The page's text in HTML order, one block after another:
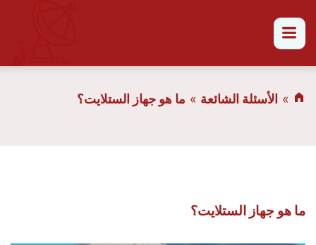
الأسئلة الشائعة ما هو جهاز الستلايت؟
ما هو جهاز الستلايت؟